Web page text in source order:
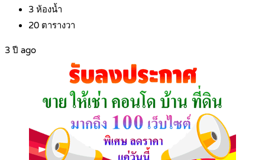
3 ห้องน้ำ
20 ตารางวา
3 ปี ago